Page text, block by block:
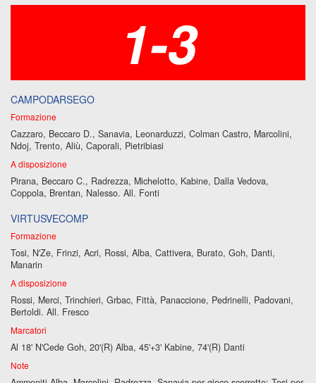
1-3
CAMPODARSEGO
Formazione
Cazzaro, Beccaro D., Sanavia, Leonarduzzi, Colman Castro, Marcolini,
Ndoj, Trento, Aliù, Caporali, Pietribiasi
A disposizione
Pirana, Beccaro C., Radrezza, Michelotto, Kabine, Dalla Vedova,
Coppola, Brentan, Nalesso. All. Fonti
VIRTUSVECOMP
Formazione
Tosi, N'Ze, Frinzi, Acri, Rossi, Alba, Cattivera, Burato, Goh, Danti,
Manarin
A disposizione
Rossi, Merci, Trinchieri, Grbac, Fittà, Panaccione, Pedrinelli, Padovani,
Bertoldi. All. Fresco
Marcatori
Al 18' N'Cede Goh, 20'(R) Alba, 45'+3' Kabine, 74'(R) Danti
Note